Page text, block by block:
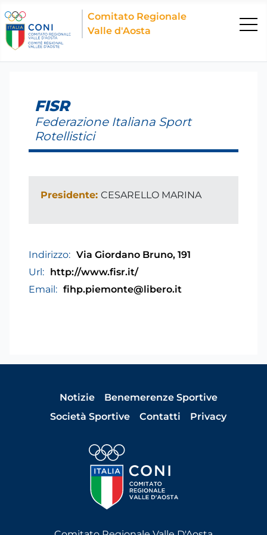
Comitato Regionale
Valle d'Aosta
FISR
Federazione Italiana Sport
Rotellistici
Presidente: CESARELLO MARINA
Indirizzo: Via Giordano Bruno, 191
Url: http://www.fisr.it/
Email: fihp.piemonte@libero.it
Notizie
Benemerenze Sportive
Società Sportive
Contatti Privacy